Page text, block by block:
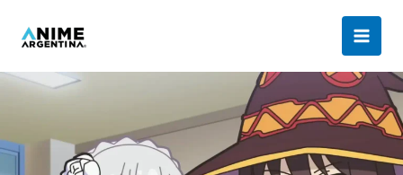
Isekai
crossover